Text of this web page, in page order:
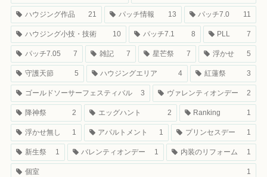
ハウジング作品 21 パッチ情報 13 パッチ7.0 11
ハウジング小技・技術 10 パッチ7.1 8 PLL 7
パッチ7.05 7 雑記 7 星芒祭 7 浮かせ 5
守護天節 5 ハウジングエリア 4 紅蓮祭 3
ゴールドソーサーフェスティバル 3 ヴァレンティオンデー 2
降神祭 2 エッグハント 2 Ranking 1
浮かせ無し 1 アパルトメント 1 プリンセスデー 1
新生祭 1 バレンティオンデー 1 内装のリフォーム 1
個室 1